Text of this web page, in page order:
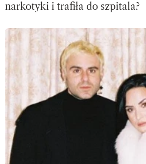
narkotyki i trafiła do szpitala?